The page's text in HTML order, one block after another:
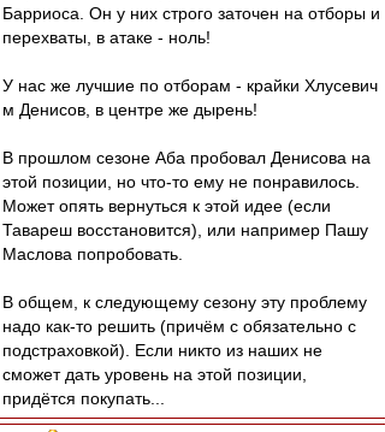
Барриоса. Он у них строго заточен на отборы и
перехваты, в атаке - ноль!
У нас же лучшие по отборам - крайки Хлусевич
м Денисов, в центре же дырень!
В прошлом сезоне Аба пробовал Денисова на
этой позиции, но что-то ему не понравилось.
Может опять вернуться к этой идее (если
Тавареш восстановится), или например Пашу
Маслова попробовать.
В общем, к следующему сезону эту проблему
надо как-то решить (причём с обязательно с
подстраховкой). Если никто из наших не
сможет дать уровень на этой позиции,
придётся покупать...